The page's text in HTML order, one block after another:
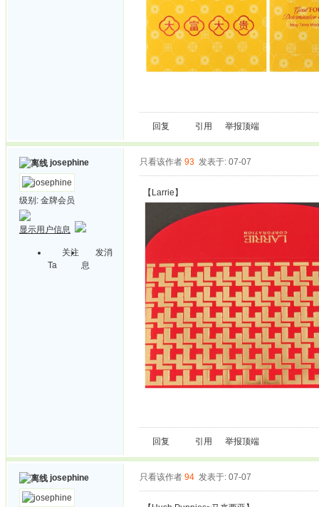
回复 引用 举报顶端
josephine
级别: 金牌会员
显示用户信息
关注
Ta
发消
息
只看该作者 93 发表于: 07-07
【Larrie】
回复 引用 举报顶端
josephine 只看该作者 94 发表于: 07-07